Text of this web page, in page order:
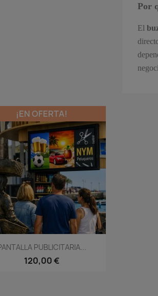
Por
El
 Vista rápida
PUBLICITARIA...
120,00 €
¡EN OFERTA!